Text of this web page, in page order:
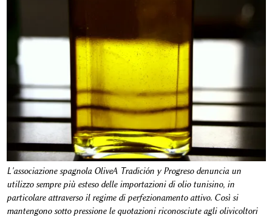
L'associazione spagnola OliveA Tradición y Progreso denuncia un
utilizzo sempre più esteso delle importazioni di olio tunisino, in
particolare attraverso il regime di perfezionamento attivo. Così si
mantengono sotto pressione le quotazioni riconosciute agli olivicoltori